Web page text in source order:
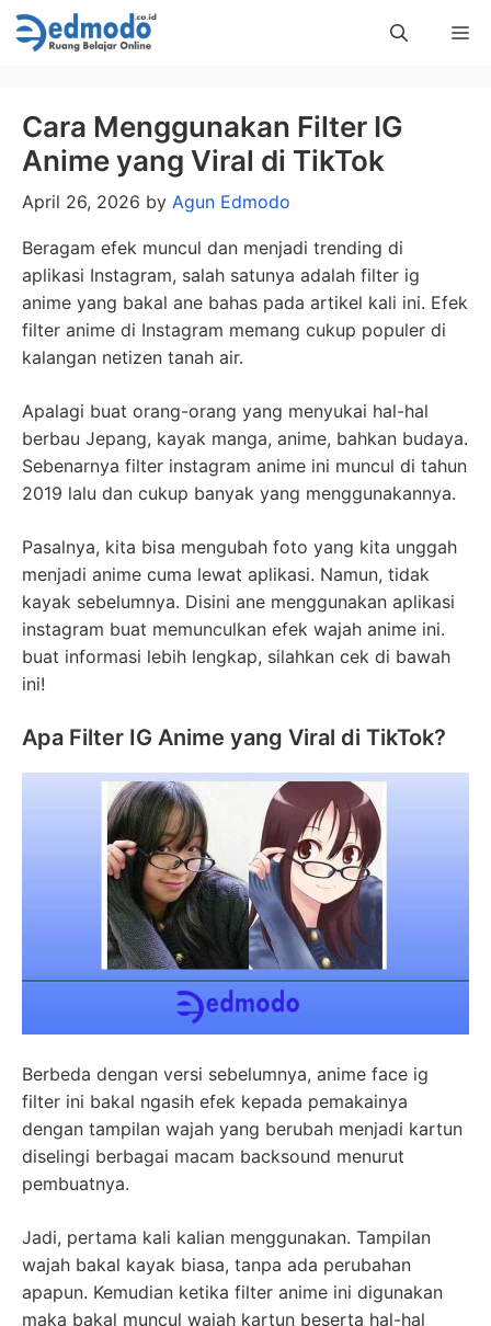
Skip
to
Cara Menggunakan Filter IG
Anime yang Viral di TikTok
April 26, 2026 by Agun Edmodo
Beragam efek muncul dan menjadi trending di
aplikasi Instagram, salah satunya adalah filter ig
anime yang bakal ane bahas pada artikel kali ini. Efek
filter anime di Instagram memang cukup populer di
kalangan netizen tanah air.
Apalagi buat orang-orang yang menyukai hal-hal
berbau Jepang, kayak manga, anime, bahkan budaya.
Sebenarnya filter instagram anime ini muncul di tahun
2019 lalu dan cukup banyak yang menggunakannya.
Pasalnya, kita bisa mengubah foto yang kita unggah
menjadi anime cuma lewat aplikasi. Namun, tidak
kayak sebelumnya. Disini ane menggunakan aplikasi
instagram buat memunculkan efek wajah anime ini.
buat informasi lebih lengkap, silahkan cek di bawah
ini!
Apa Filter IG Anime yang Viral di TikTok?
Berbeda dengan versi sebelumnya, anime face ig
filter ini bakal ngasih efek kepada pemakainya
dengan tampilan wajah yang berubah menjadi kartun
diselingi berbagai macam backsound menurut
pembuatnya.
Jadi, pertama kali kalian menggunakan. Tampilan
wajah bakal kayak biasa, tanpa ada perubahan
apapun. Kemudian ketika filter anime ini digunakan
maka bakal muncul wajah kartun beserta hal-hal